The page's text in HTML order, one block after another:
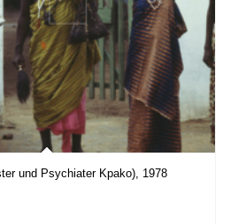
und Psychiater Kpako), 1978